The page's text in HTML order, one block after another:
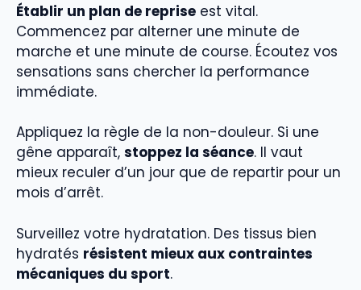
Établir un plan de reprise est vital.
Commencez par alterner une minute de
marche et une minute de course. Écoutez vos
sensations sans chercher la performance
immédiate.
Appliquez la règle de la non-douleur. Si une
gêne apparaît, stoppez la séance. Il vaut
mieux reculer d’un jour que de repartir pour un
mois d’arrêt.
Surveillez votre hydratation. Des tissus bien
hydratés résistent mieux aux contraintes
mécaniques du sport.